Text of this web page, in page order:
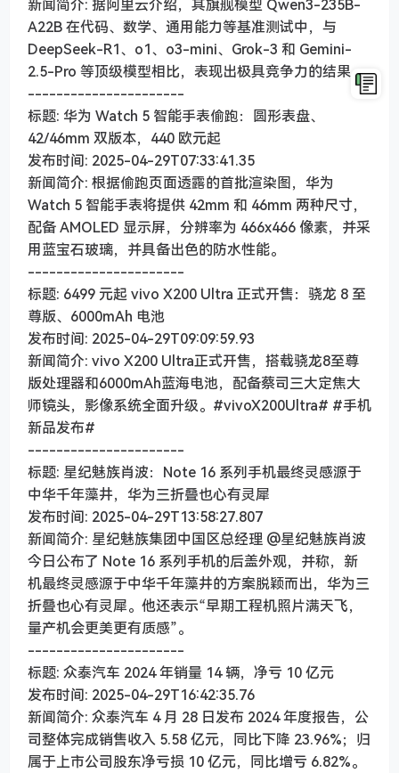
新闻简介: 据阿里云介绍，其旗舰模型 Qwen3-235B-
A22B 在代码、数学、通用能力等基准测试中，与
DeepSeek-R1、o1、o3-mini、Grok-3 和 Gemini-
2.5-Pro 等顶级模型相比，表现出极具竞争力的结果。
----------------------
标题: 华为 Watch 5 智能手表偷跑：圆形表盘、
42/46mm 双版本，440 欧元起
发布时间: 2025-04-29T07:33:41.35
新闻简介: 根据偷跑页面透露的首批渲染图，华为
Watch 5 智能手表将提供 42mm 和 46mm 两种尺寸，
配备 AMOLED 显示屏，分辨率为 466x466 像素，并采
用蓝宝石玻璃，并具备出色的防水性能。
----------------------
标题: 6499 元起 vivo X200 Ultra 正式开售：骁龙 8 至
尊版、6000mAh 电池
发布时间: 2025-04-29T09:09:59.93
新闻简介: vivo X200 Ultra正式开售，搭载骁龙8至尊
版处理器和6000mAh蓝海电池，配备蔡司三大定焦大
师镜头，影像系统全面升级。#vivoX200Ultra# #手机
新品发布#
----------------------
标题: 星纪魅族肖波：Note 16 系列手机最终灵感源于
中华千年藻井，华为三折叠也心有灵犀
发布时间: 2025-04-29T13:58:27.807
新闻简介: 星纪魅族集团中国区总经理 @星纪魅族肖波
今日公布了 Note 16 系列手机的后盖外观，并称，新
机最终灵感源于中华千年藻井的方案脱颖而出，华为三
折叠也心有灵犀。他还表示“早期工程机照片满天飞，
量产机会更美更有质感”。
----------------------
标题: 众泰汽车 2024 年销量 14 辆，净亏 10 亿元
发布时间: 2025-04-29T16:42:35.76
新闻简介: 众泰汽车 4 月 28 日发布 2024 年度报告，公
司整体完成销售收入 5.58 亿元，同比下降 23.96%；归
属于上市公司股东净亏损 10 亿元，同比增亏 6.82%。